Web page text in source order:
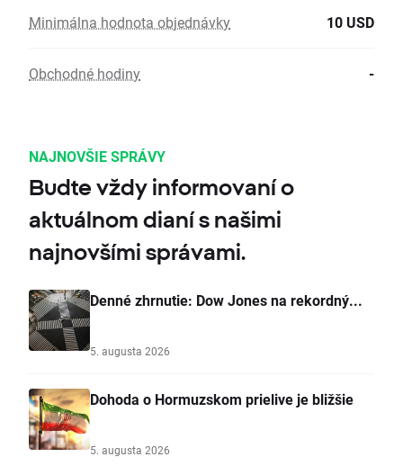
Minimálna hodnota objednávky 10 USD
Obchodné hodiny -
NAJNOVŠIE SPRÁVY
Budte vždy informovaní o
aktuálnom dianí s našimi
najnovšími správami.
Denné zhrnutie: Dow Jones na rekordný...
5. augusta 2026
Dohoda o Hormuzskom prielive je bližšie
5. augusta 2026